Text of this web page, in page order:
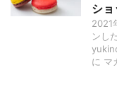
シ
2021
ンし
に マ